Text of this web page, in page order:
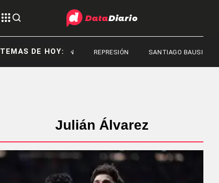
TEMAS DE HOY:
REPRESIÓN REPRESIÓN SANTIAGO BAUSILI
Julián Álvarez